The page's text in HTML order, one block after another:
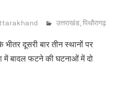
उत्तराखंड,पिथौरागढ़
दूसरी बार तीन स्थानों पर
में बादल फटने की घटनाओं में दो